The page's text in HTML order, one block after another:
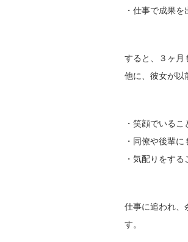
・仕事で成果
すると、３ヶ月
他に、彼女が以
・笑顔でいるこ
・同僚や後輩
・気配りをする
仕事に追われ、
す。